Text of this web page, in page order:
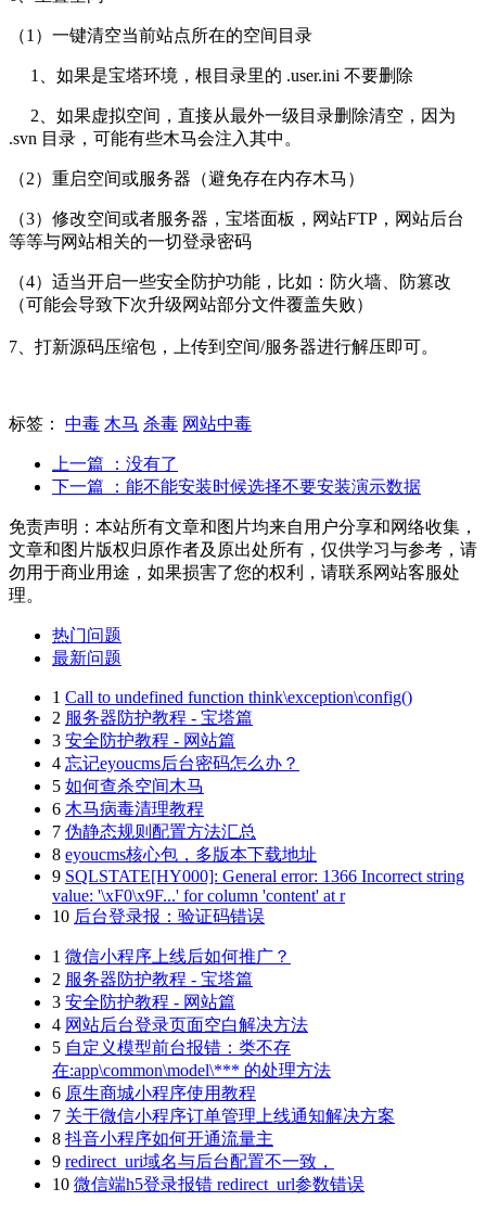
（1）一键清空当前站点所在的空间目录
1、如果是宝塔环境，根目录里的 .user.ini 不要删除
2、如果虚拟空间，直接从最外一级目录删除清空，因为
.svn 目录，可能有些木马会注入其中。
（2）重启空间或服务器（避免存在内存木马）
（3）修改空间或者服务器，宝塔面板，网站FTP，网站后台
等等与网站相关的一切登录密码
（4）适当开启一些安全防护功能，比如：防火墙、防篡改
（可能会导致下次升级网站部分文件覆盖失败）
7、打新源码压缩包，上传到空间/服务器进行解压即可。
标签： 中毒 木马 杀毒 网站中毒
上一篇
：没有了
下一篇
：能不能安装时候选择不要安装演示数据
免责声明：本站所有文章和图片均来自用户分享和网络收集，
文章和图片版权归原作者及原出处所有，仅供学习与参考，请
勿用于商业用途，如果损害了您的权利，请联系网站客服处
理。
热门问题
最新问题
1 Call to undefined function think\exception\config()
2 服务器防护教程 - 宝塔篇
3 安全防护教程 - 网站篇
4 忘记eyoucms后台密码怎么办？
5 如何查杀空间木马
6 木马病毒清理教程
7 伪静态规则配置方法汇总
8 eyoucms核心包，多版本下载地址
9 SQLSTATE[HY000]: General error: 1366 Incorrect string
value: '\xF0\x9F...' for column 'content' at r
10 后台登录报：验证码错误
1 微信小程序上线后如何推广？
2 服务器防护教程 - 宝塔篇
3 安全防护教程 - 网站篇
4 网站后台登录页面空白解决方法
5 自定义模型前台报错：类不存
在:app\common\model\*** 的处理方法
6 原生商城小程序使用教程
7 关于微信小程序订单管理上线通知解决方案
8 抖音小程序如何开通流量主
9 redirect_uri域名与后台配置不一致，
10 微信端h5登录报错 redirect_url参数错误